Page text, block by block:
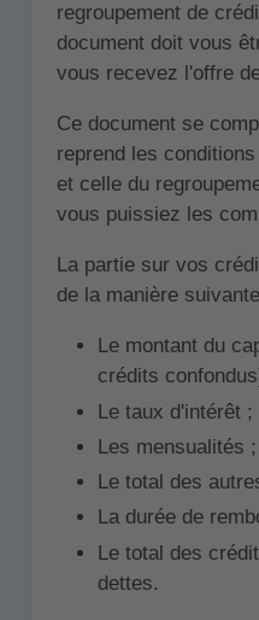
regroupement de
document doit vous
vous recevez l'offre
Ce document se
reprend les
et celle du
vous puissiez les
La partie sur vos
de la manière
Le montant du
crédits
Le taux d'intérêt ;
Les mensualités ;
Le total des
La durée de
Le total des
dettes.